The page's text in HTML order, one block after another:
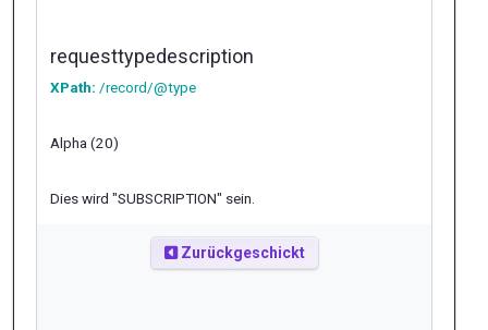
requesttypedescription
XPath: /record/@type
Alpha (20)
Dies wird "SUBSCRIPTION" sein.
Zurückgeschickt